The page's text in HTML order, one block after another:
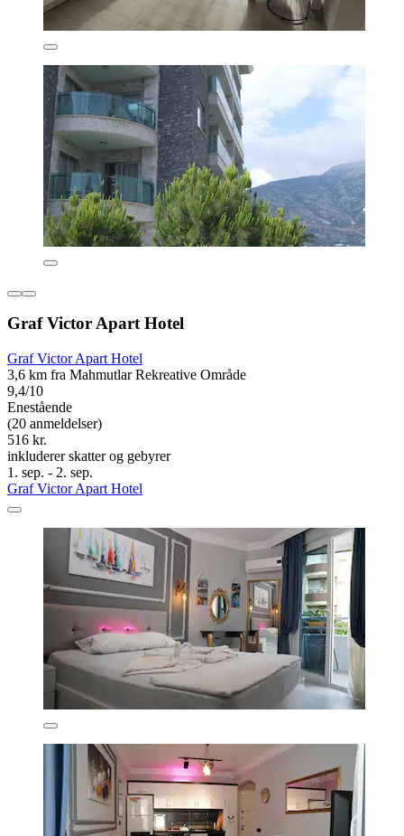
Graf Victor Apart Hotel
Graf Victor Apart Hotel
3,6 km fra Mahmutlar Rekreative Område
9,4/10
Enestående
(20 anmeldelser)
516 kr.
inkluderer skatter og gebyrer
1. sep. - 2. sep.
Graf Victor Apart Hotel